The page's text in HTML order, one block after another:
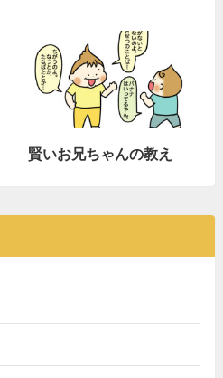
賢いお兄ちゃんの教え